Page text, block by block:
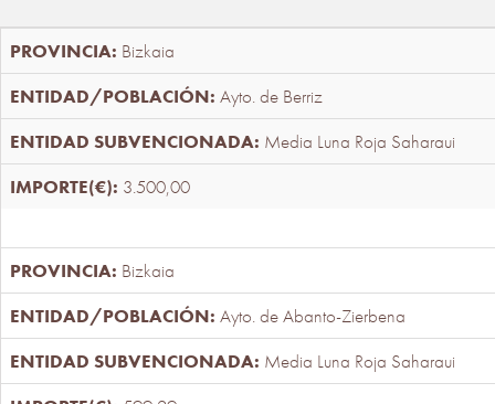
Bizkaia
Ayto. de Berriz
Media Luna Roja Saharaui
3.500,00
Bizkaia
Ayto. de Abanto-Zierbena
Media Luna Roja Saharaui